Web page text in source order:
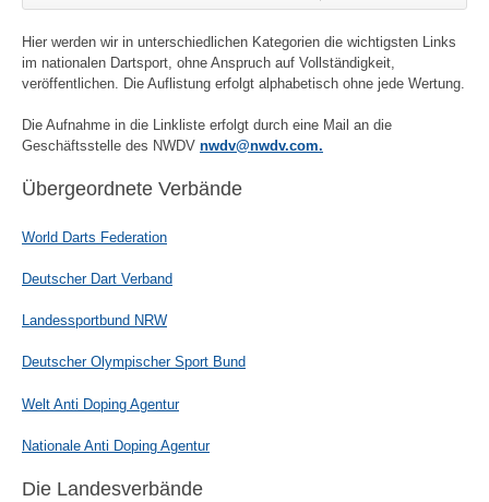
Hier werden wir in unterschiedlichen Kategorien die wichtigsten Links
im nationalen Dartsport, ohne Anspruch auf Vollständigkeit,
veröffentlichen. Die Auflistung erfolgt alphabetisch ohne jede Wertung.
Die Aufnahme in die Linkliste erfolgt durch eine Mail an die
Geschäftsstelle des NWDV nwdv@nwdv.com.
Übergeordnete Verbände
World Darts Federation
Deutscher Dart Verband
Landessportbund NRW
Deutscher Olympischer Sport Bund
Welt Anti Doping Agentur
Nationale Anti Doping Agentur
Die Landesverbände